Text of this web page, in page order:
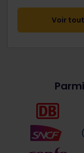
Voir